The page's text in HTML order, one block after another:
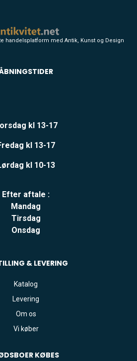
handelsplatform med Antik, Kunst og Design
kl 13-17
kl 13-17
kl 10-13
Efter aftale :
Mandag
Tirsdag
Onsdag
& LEVERING
Katalog
Levering
Om os
Vi køber
KØBES